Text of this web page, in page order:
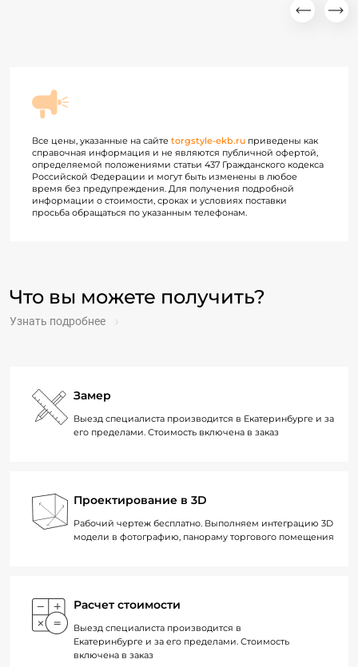
Все цены, указанные на сайте torgstyle-ekb.ru приведены как
справочная информация и не являются публичной офертой,
определяемой положениями статьи 437 Гражданского кодекса
Российской Федерации и могут быть изменены в любое
время без предупреждения. Для получения подробной
информации о стоимости, сроках и условиях поставки
просьба обращаться по указанным телефонам.
Что вы можете получить?
Узнать подробнее
Замер
Выезд специалиста производится в Екатеринбурге и за
его пределами. Стоимость включена в заказ
Проектирование в 3D
Рабочий чертеж бесплатно. Выполняем интеграцию 3D
модели в фотографию, панораму торгового помещения
Расчет стоимости
Выезд специалиста производится в
Екатеринбурге и за его пределами. Стоимость
включена в заказ